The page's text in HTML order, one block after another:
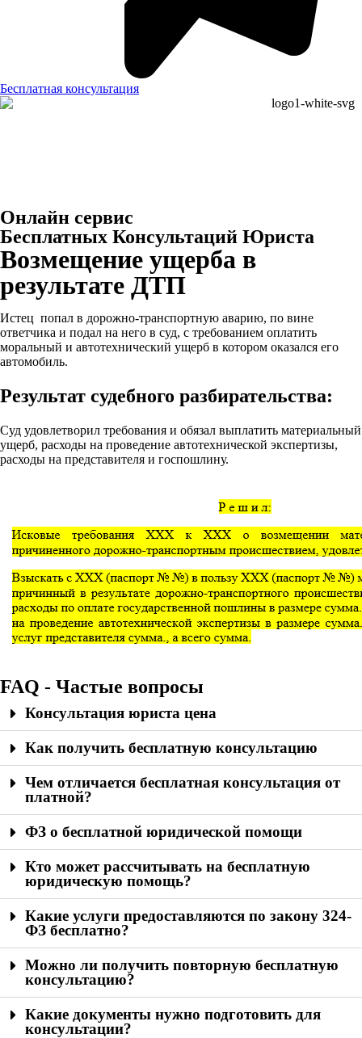
Бесплатная консультация
Онлайн сервис
Бесплатных Консультаций Юриста
Возмещение ущерба в
результате ДТП
Истец попал в дорожно-транспортную аварию, по вине
ответчика и подал на него в суд, с требованием оплатить
моральный и автотехнический ущерб в котором оказался его
автомобиль.
Результат судебного разбирательства:
Суд удовлетворил требования и обязал выплатить материальный
ущерб, расходы на проведение автотехнической экспертизы,
расходы на представителя и госпошлину.
FAQ - Частые вопросы
Консультация юриста цена
Как получить бесплатную консультацию
Чем отличается бесплатная консультация от
платной?
ФЗ о бесплатной юридической помощи
Кто может рассчитывать на бесплатную
юридическую помощь?
Какие услуги предоставляются по закону 324-
ФЗ бесплатно?
Можно ли получить повторную бесплатную
консультацию?
Какие документы нужно подготовить для
консультации?